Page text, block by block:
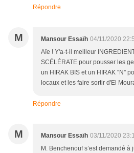
Répondre
M Mansour Essaïh 04/11/2020
Aïe ! Y'a-t-il meilleur
SCÉLÉRATE pour pousser les
un HIRAK BIS et un HIRAK ''N''
locaux et les faire sortir d'El
Répondre
M Mansour Essaïh 03/11/2020
M. Benchenouf s’est demandé à